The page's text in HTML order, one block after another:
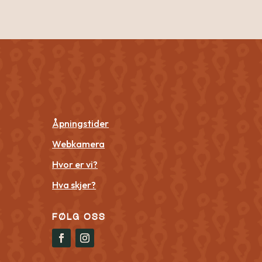
Åpningstider
Webkamera
Hvor er vi?
Hva skjer?
FØLG OSS